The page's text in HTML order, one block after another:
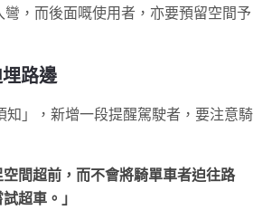
，而後面嘅使用者，亦要預留空間予
路邊
知」，新增一段提醒駕駛者，要注意騎
空間超前，而不會將騎單車者迫往路
超車。」